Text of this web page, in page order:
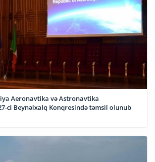
Aeronavtika və Astronavtika
ci Beynəlxalq Konqresində təmsil olunub